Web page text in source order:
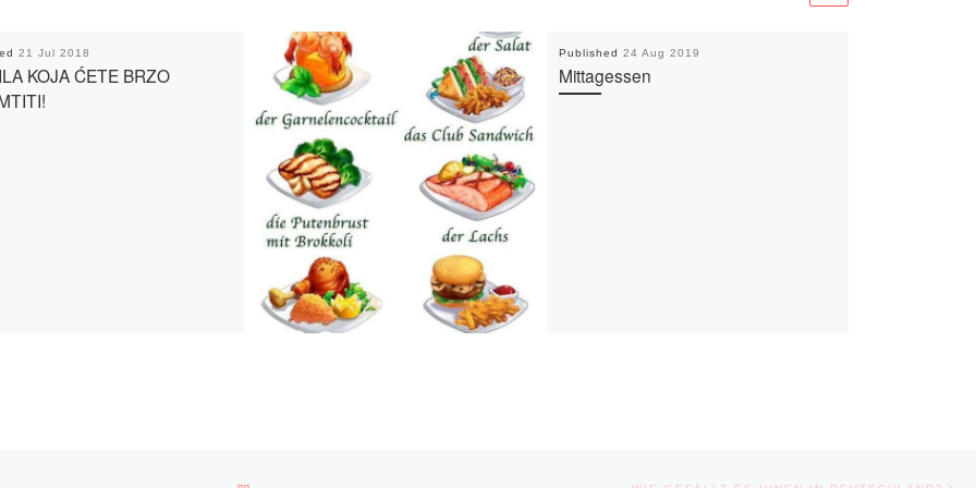
21 Jul 2018
KOJA ĆETE BRZO
Published 24 Aug 2019
Mittagessen